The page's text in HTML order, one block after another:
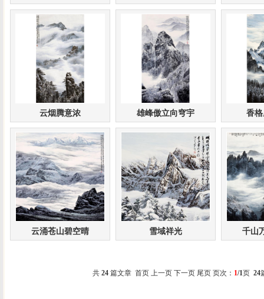
云烟腾意浓 雄峰傲立向穹宇 香
云涌苍山碧空晴 雪域祥光 千山
共24 篇文章 首页 上一页 下一页 尾页 页次： 1/1页24